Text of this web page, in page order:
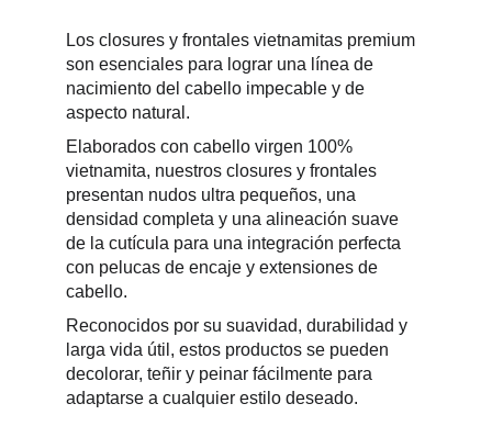
Los closures y frontales vietnamitas premium
son esenciales para lograr una línea de
nacimiento del cabello impecable y de
aspecto natural.
Elaborados con cabello virgen 100%
vietnamita, nuestros closures y frontales
presentan nudos ultra pequeños, una
densidad completa y una alineación suave
de la cutícula para una integración perfecta
con pelucas de encaje y extensiones de
cabello.
Reconocidos por su suavidad, durabilidad y
larga vida útil, estos productos se pueden
decolorar, teñir y peinar fácilmente para
adaptarse a cualquier estilo deseado.